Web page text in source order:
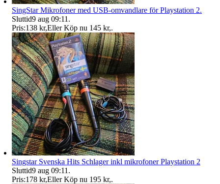
SingStar Mikrofoner med USB-omvandlare för Playstation 2.
Sluttid9 aug 09:11 .
Pris:138 kr,Eller Köp nu 145 kr,.
Singstar Svenska Hits Schlager inkl mikrofoner Playstation 2
Sluttid9 aug 09:11 .
Pris:178 kr,Eller Köp nu 195 kr,.